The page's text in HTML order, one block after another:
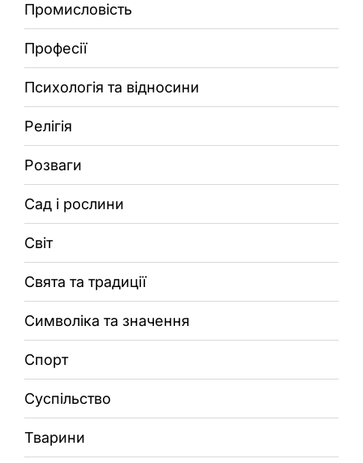
Промисловість
Професії
Психологія та відносини
Релігія
Розваги
Сад і рослини
Світ
Свята та традиції
Символіка та значення
Спорт
Суспільство
Тварини